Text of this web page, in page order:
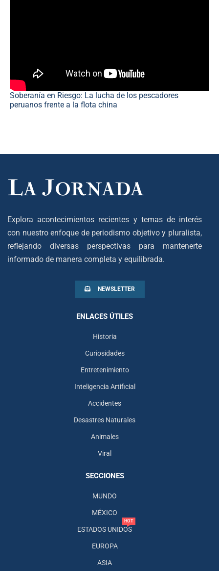
Soberanía en Riesgo: La lucha de los pescadores
peruanos frente a la flota china
Explora acontecimientos recientes y temas de interés
con nuestro enfoque de periodismo objetivo y pluralista,
reflejando diversas perspectivas para mantenerte
informado de manera completa y equilibrada.
NEWSLETTER
ENLACES ÚTILES
Historia
Curiosidades
Entretenimiento
Inteligencia Artificial
Accidentes
Desastres Naturales
Animales
Viral
SECCIONES
MUNDO
MÉXICO
ESTADOS UNIDOS
HOT
EUROPA
ASIA